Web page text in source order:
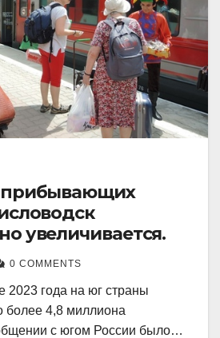
прибывающих
увеличивается.
0 COMMENTS
2023 года на юг страны
более 4,8 миллиона
с югом России было…